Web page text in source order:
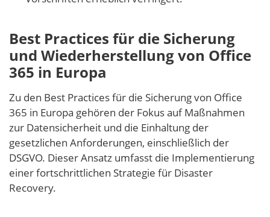
Best Practices für die Sicherung
und Wiederherstellung von Office
365 in Europa
Zu den Best Practices für die Sicherung von Office
365 in Europa gehören der Fokus auf Maßnahmen
zur Datensicherheit und die Einhaltung der
gesetzlichen Anforderungen, einschließlich der
DSGVO. Dieser Ansatz umfasst die Implementierung
einer fortschrittlichen Strategie für Disaster
Recovery.